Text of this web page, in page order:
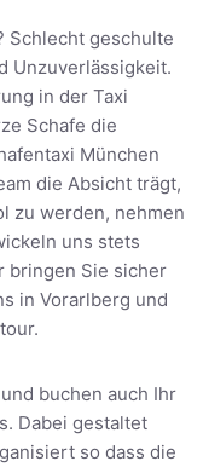
Schlecht geschulte
Unzuverlässigkeit.
in der Taxi
Schafe die
München
die Absicht trägt,
zu werden, nehmen
uns stets
bringen Sie sicher
in Vorarlberg und
buchen auch Ihr
Dabei gestaltet
so dass die